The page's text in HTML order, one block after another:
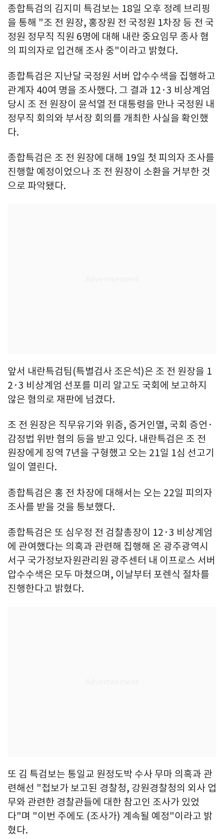
종합특검의 김지미 특검보는 18일 오후 정례 브리핑
을 통해 "조 전 원장, 홍장원 전 국정원 1차장 등 전 국
정원 정무직 직원 6명에 대해 내란 중요임무 종사 혐
의 피의자로 입건해 조사 중"이라고 밝혔다.
종합특검은 지난달 국정원 서버 압수수색을 집행하고
관계자 40여 명을 조사했다. 그 결과 12·3 비상계엄
당시 조 전 원장이 윤석열 전 대통령을 만나 국정원 내
정무직 회의와 부서장 회의를 개최한 사실을 확인했
다.
종합특검은 조 전 원장에 대해 19일 첫 피의자 조사를
진행할 예정이었으나 조 전 원장이 소환을 거부한 것
으로 파악됐다.
앞서 내란특검팀(특별검사 조은석)은 조 전 원장을 1
2·3 비상계엄 선포를 미리 알고도 국회에 보고하지
않은 혐의로 재판에 넘겼다.
조 전 원장은 직무유기와 위증, 증거인멸, 국회 증언·
감정법 위반 혐의 등을 받고 있다. 내란특검은 조 전
원장에게 징역 7년을 구형했고 오는 21일 1심 선고기
일이 열린다.
종합특검은 홍 전 차장에 대해서는 오는 22일 피의자
조사를 받을 것을 통보했다.
종합특검은 또 심우정 전 검찰총장이 12·3 비상계엄
에 관여했다는 의혹과 관련해 집행해 온 광주광역시
서구 국가정보자원관리원 광주센터 내 이프로스 서버
압수수색은 모두 마쳤으며, 이날부터 포렌식 절차를
진행한다고 밝혔다.
또 김 특검보는 통일교 원정도박 수사 무마 의혹과 관
련해선 "첩보가 보고된 경찰청, 강원경찰청의 외사 업
무와 관련한 경찰관들에 대한 참고인 조사가 있었
다"며 "이번 주에도 (조사가) 계속될 예정"이라고 밝
혔다.